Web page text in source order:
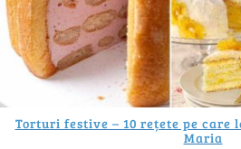
Torturi festive – 10 rețete pe care
Maria